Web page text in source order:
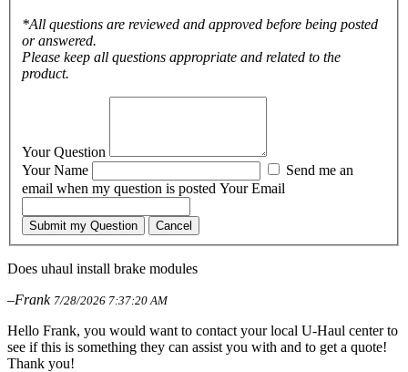
*All questions are reviewed and approved before being posted
or answered.
Please keep all questions appropriate and related to the
product.
Your Question
Your Name
email when my question is posted Your Email
Submit my Question Cancel
Does uhaul install brake modules
–Frank 7/28/2026 7:37:20 AM
Hello Frank, you would want to contact your local U-Haul center to
see if this is something they can assist you with and to get a quote!
Thank you!